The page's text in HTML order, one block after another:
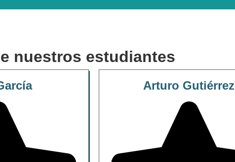
nuestros estudiantes
Arturo Gutiérrez